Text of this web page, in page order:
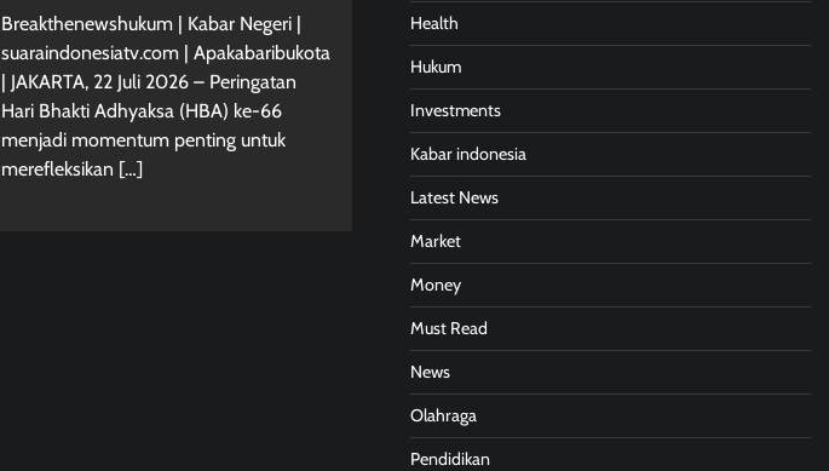
Breakthenewshukum | Kabar Negeri |
suaraindonesiatv.com | Apakabaribukota
| JAKARTA, 22 Juli 2026 – Peringatan
Hari Bhakti Adhyaksa (HBA) ke-66
menjadi momentum penting untuk
merefleksikan […]
Health
Hukum
Investments
Kabar indonesia
Latest News
Market
Money
Must Read
News
Olahraga
Pendidikan